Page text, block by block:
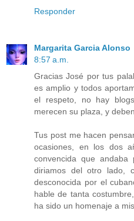
Responder
Margarita Garcia Alonso
8:57 a.m.
Gracias José por tus
es amplio y todos
el respeto, no hay
merecen su plaza, y
Tus post me hacen
ocasiones, en los dos
convencida que
diriamos del otro lado,
desconocida por el
hable de tanta
ha sido un homenaje a